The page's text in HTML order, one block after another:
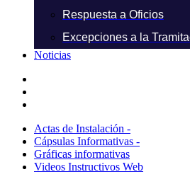
Respuesta a Oficios
Excepciones a la
Noticias
Actas de Instalación -
Cápsulas Informativas -
Gráficas informativas
Videos Instructivos Web